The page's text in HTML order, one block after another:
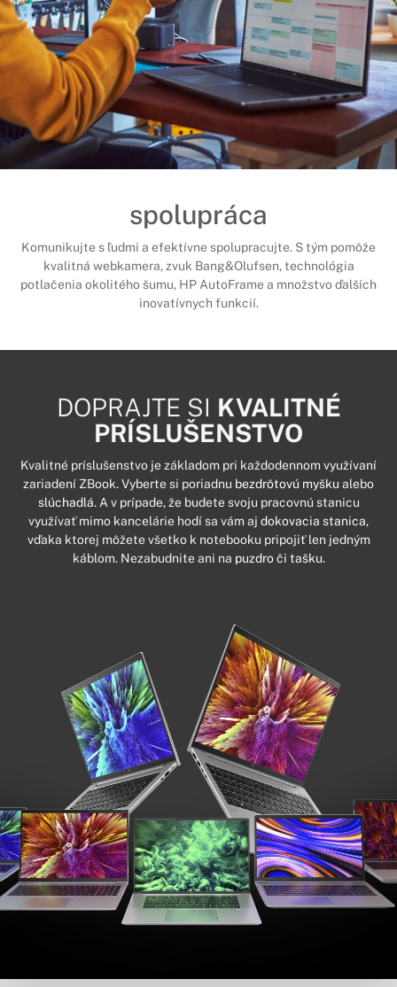
spolupráca
Komunikujte s ľudmi a efektívne spolupracujte. S tým pomôže
kvalitná webkamera, zvuk Bang&Olufsen, technológia
potlačenia okolitého šumu, HP AutoFrame a množstvo ďalších
inovatívnych funkcií.
DOPRAJTE SI KVALITNÉ
PRÍSLUŠENSTVO
Kvalitné príslušenstvo je základom pri každodennom využívaní
zariadení ZBook. Vyberte si poriadnu bezdrôtovú myšku alebo
slúchadlá. A v prípade, že budete svoju pracovnú stanicu
využívať mimo kancelárie hodí sa vám aj dokovacia stanica,
vďaka ktorej môžete všetko k notebooku pripojiť len jedným
káblom. Nezabudnite ani na puzdro či tašku.